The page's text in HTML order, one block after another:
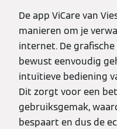
De app ViCare van
manieren om je
internet. De
bewust eenvoudig
intuïtieve bediening
Dit zorgt voor een
gebruiksgemak,
bespaart en dus de